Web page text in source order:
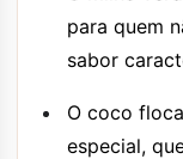
para quem
sabor
O coco
especial,